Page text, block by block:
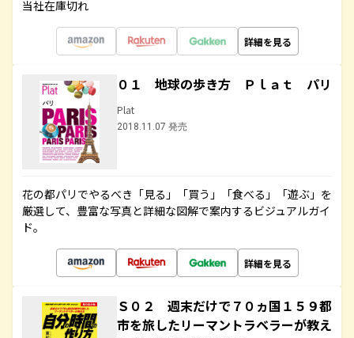
当社在庫切れ
詳細を見る
０１ 地球の歩き方 Ｐｌａｔ パリ
Plat
2018.11.07 発売
花の都パリでやるべき「見る」「買う」「食べる」「遊ぶ」を
厳選して、豊富な写真と詳細な図解で案内するビジュアルガイ
ド。
詳細を見る
Ｓ０２ 週末だけで７０ヵ国１５９都
市を旅したリーマントラベラーが教え